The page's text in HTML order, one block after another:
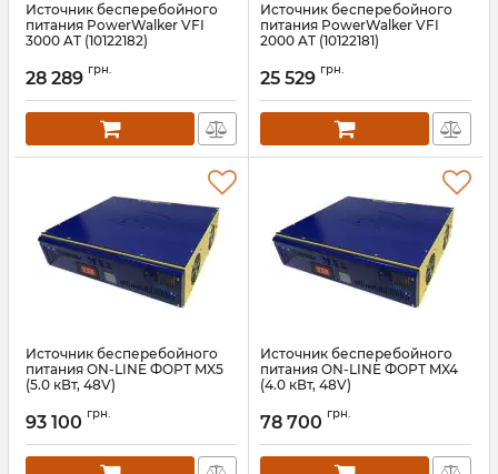
Источник бесперебойного
питания PowerWalker VFI
3000 AT (10122182)
28 289 грн.
Источник бесперебойного
питания PowerWalker VFI
2000 AT (10122181)
25 529 грн.
Источник бесперебойного
питания ON-LINE ФОРТ MX5
(5.0 кВт, 48V)
93 100 грн.
Источник бесперебойного
питания ON-LINE ФОРТ MX4
(4.0 кВт, 48V)
78 700 грн.